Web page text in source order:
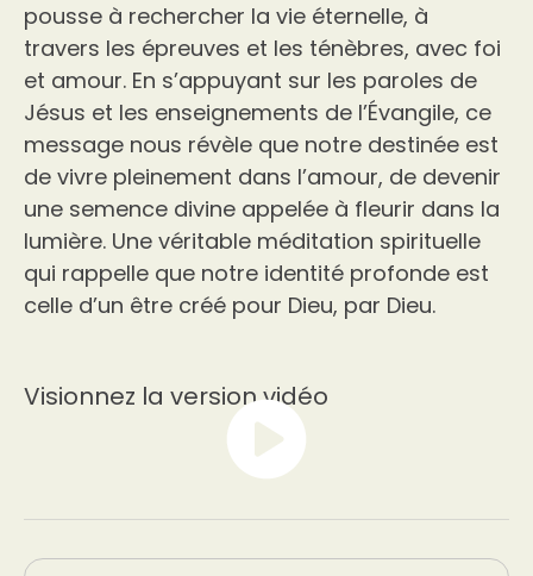
pousse à rechercher la vie éternelle, à
travers les épreuves et les ténèbres, avec foi
et amour. En s’appuyant sur les paroles de
Jésus et les enseignements de l’Évangile, ce
message nous révèle que notre destinée est
de vivre pleinement dans l’amour, de devenir
une semence divine appelée à fleurir dans la
lumière. Une véritable méditation spirituelle
qui rappelle que notre identité profonde est
celle d’un être créé pour Dieu, par Dieu.
Visionnez la version vidéo